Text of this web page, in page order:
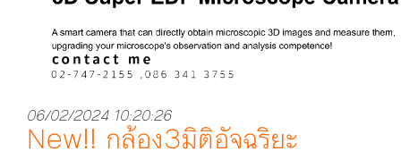
06/02/2024 10:20:26
New!! กล้อง3มิติอัจฉริยะ